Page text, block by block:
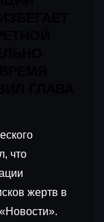
что
жертв в